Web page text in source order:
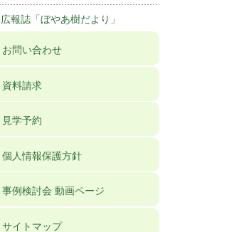
広報誌「ぼやあ樹だより」
お問い合わせ
資料請求
見学予約
個人情報保護方針
事例検討会 動画ページ
サイトマップ